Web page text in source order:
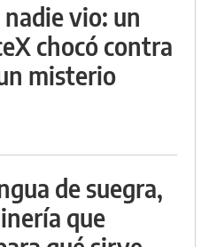
vio: un
chocó contra
misterio
de suegra,
que